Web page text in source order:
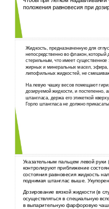
положения равновесия при
Жидкость, предназначенную для
непосредственно во флакон,
стерильным, что имеет существенное
жирных и минеральных масел,
липофильных жидкостей, не
На левую чашку весов помещают
дозируемой жидкости, и постепенно,
штангласа, держа его этикеткой
Горло штангласа не должно
Указательным пальцем левой руки
контролируют приближение
состояния равновесия жидкость
поднимая штанглас выше.
Дозирование вязкой жидкости (в
осуществляться в специальную
в выпарительную фарфоровую